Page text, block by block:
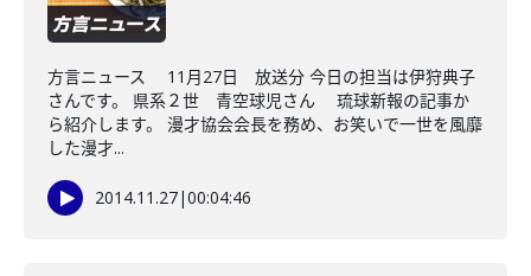
方言ニュース 11月27日 放送分 今日の担当は伊狩典子
さんです。 県系２世 青空球児さん 琉球新報の記事か
ら紹介します。 漫才協会会長を務め、お笑いで一世を風靡
した漫才...
2014.11.27|00:04:46